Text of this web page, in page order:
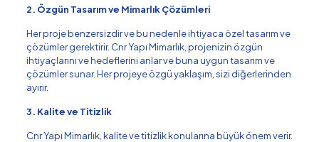
2. Özgün Tasarım ve Mimarlık Çözümleri
Her proje benzersizdir ve bu nedenle ihtiyaca özel tasarım ve
çözümler gerektirir. Cnr Yapı Mimarlık, projenizin özgün
ihtiyaçlarını ve hedeflerini anlar ve buna uygun tasarım ve
çözümler sunar. Her projeye özgü yaklaşım, sizi diğerlerinden
ayırır.
3. Kalite ve Titizlik
Cnr Yapı Mimarlık, kalite ve titizlik konularına büyük önem verir.